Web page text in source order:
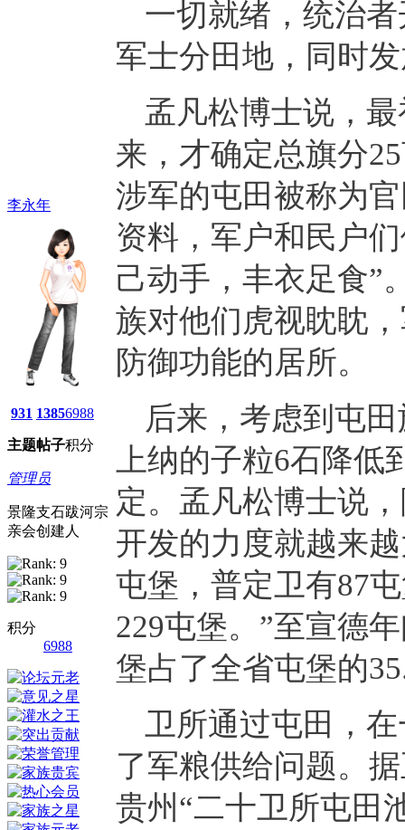
李永年
931
主题
1385
帖子
6988
积分
管理员
景隆支石跋河宗
亲会创建人
积分
6988
一切就绪，统治
军士分田地，同时
孟凡松博士说，
来，才确定总旗分
涉军的屯田被称为
资料，军户和民户
己动手，丰衣足食”
族对他们虎视眈眈
防御功能的居所。
后来，考虑到屯
上纳的子粒6石降
定。孟凡松博士说
开发的力度就越来
屯堡，普定卫有87
229屯堡。”至宣德
堡占了全省屯堡的
卫所通过屯田，
了军粮供给问题。
贵州“二十卫所屯田